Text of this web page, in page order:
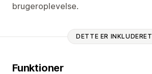
brugeroplevelse.
DETTE ER INKLUDERET
Funktioner